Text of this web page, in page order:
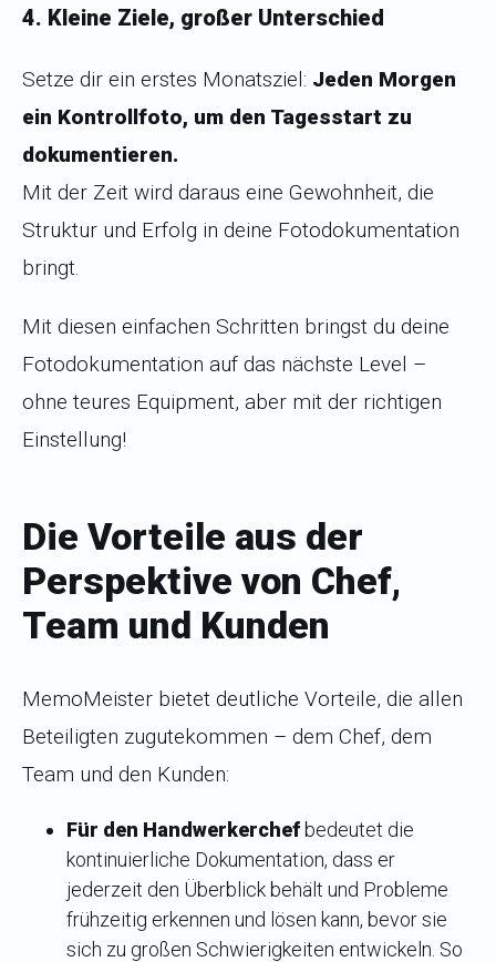
4. Kleine Ziele, großer Unterschied
Setze dir ein erstes Monatsziel: Jeden Morgen
ein Kontrollfoto, um den Tagesstart zu
dokumentieren.
Mit der Zeit wird daraus eine Gewohnheit, die
Struktur und Erfolg in deine Fotodokumentation
bringt.
Mit diesen einfachen Schritten bringst du deine
Fotodokumentation auf das nächste Level –
ohne teures Equipment, aber mit der richtigen
Einstellung!
Die Vorteile aus der
Perspektive von Chef,
Team und Kunden
MemoMeister bietet deutliche Vorteile, die allen
Beteiligten zugutekommen – dem Chef, dem
Team und den Kunden:
Für den Handwerkerchefbedeutet die
kontinuierliche Dokumentation, dass er
jederzeit den Überblick behält und Probleme
frühzeitig erkennen und lösen kann, bevor sie
sich zu großen Schwierigkeiten entwickeln. So